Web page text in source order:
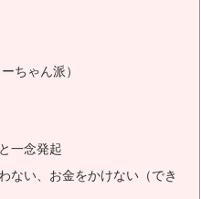
ちゃん派）
一念発起
ない、お金をかけない（でき